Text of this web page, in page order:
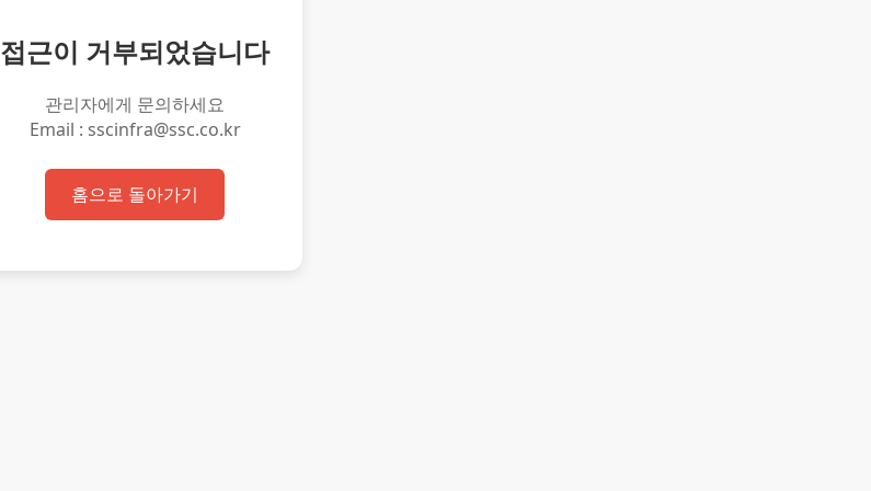
접근이 거부되었습니다
관리자에게 문의하세요
Email : sscinfra@ssc.co.kr
홈으로 돌아가기